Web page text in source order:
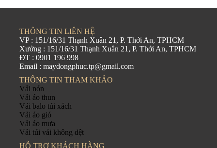
THÔNG TIN LIÊN HỆ
VP : 151/16/31 Thạnh Xuân 21, P. Thới An, TPHCM
Xưởng : 151/16/31 Thạnh Xuân 21, P. Thới An, TPHCM
ĐT : 0901 196 998
Email : maydongphuc.tp@gmail.com
THÔNG TIN THAM KHẢO
Vải nón
Vải áo thun
Vải balo túi xách
Vải áo gió
Vải áo mưa
Vải túi vải không dệt
HỖ TRỢ KHÁCH HÀNG